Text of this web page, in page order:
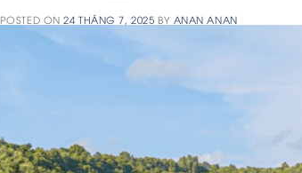
POSTED ON24 THÁNG 7, 2025 BY ANAN ANAN